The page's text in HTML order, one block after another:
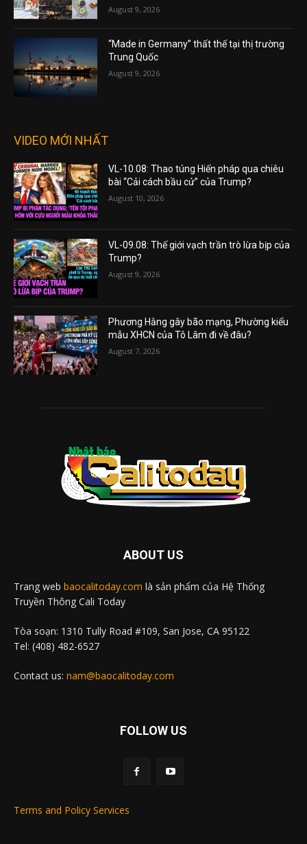
August 9, 2026
“Made in Germany” thất thế tại thị trường
Trung Quốc
August 9, 2026
VIDEO MỚI NHẤT
VL-10.08: Thao túng Hiến pháp qua chiêu
bài “Cải cách bầu cử” của Trump?
August 10, 2026
VL-09.08: Thế giới vạch trần trò lừa bịp của
Trump?
August 9, 2026
Phương Hằng gây bão mạng, Phường kiểu
mẫu XHCN của Tô Lâm đi về đâu?
August 7, 2026
ABOUT US
Trang web baocalitoday.com là sản phẩm của Hệ Thống
Truyền Thông Cali Today
Tòa soạn: 1310 Tully Road #109, San Jose, CA 95122
Tel: (408) 482-6527
Contact us: nam@baocalitoday.com
FOLLOW US
Terms and Policy Services